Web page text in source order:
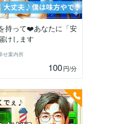
持って❤️あなたに「安
けします
せ案内所
100円/分